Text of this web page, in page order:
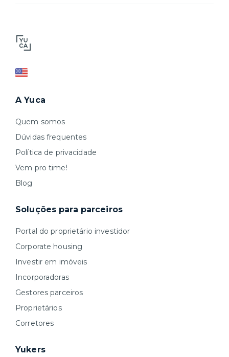
A Yuca
Quem somos
Dúvidas frequentes
Política de privacidade
Vem pro time!
Blog
Soluções para parceiros
Portal do proprietário investidor
Corporate housing
Investir em imóveis
Incorporadoras
Gestores parceiros
Proprietários
Corretores
Yukers